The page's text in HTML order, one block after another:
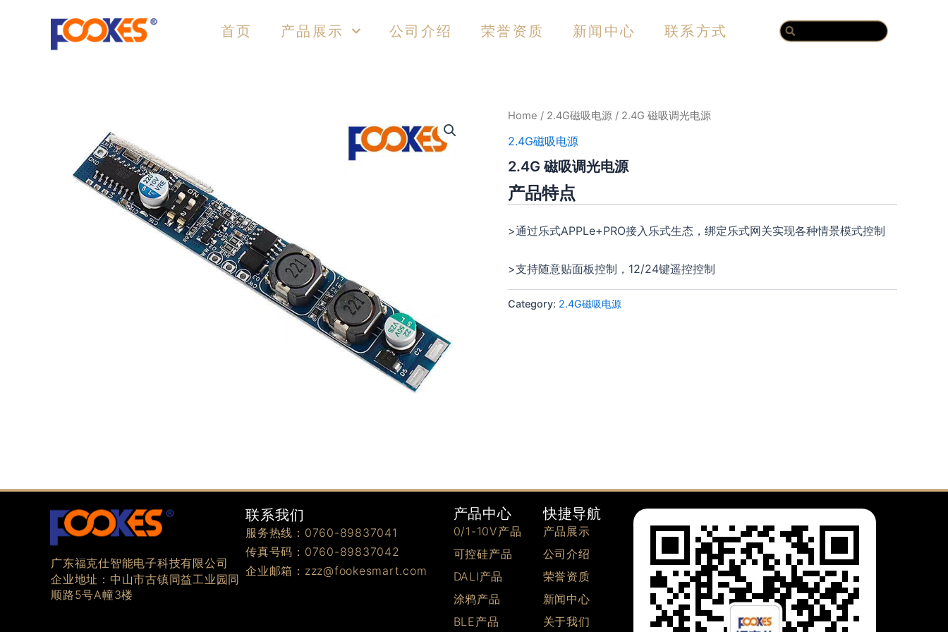
首页 产品展示 公司介绍 荣誉资质 新闻中心 联系方式 Search
Home / 2.4G磁吸电源 / 2.4G 磁吸调光电源
2.4G磁吸电源
2.4G 磁吸调光电源
产品特点
>通过乐式APPLe+PRO接入乐式生态，绑定乐式网关实现各种情景模式控制
>支持随意贴面板控制，12/24键遥控控制
Category: 2.4G磁吸电源
广东福克仕智能电子科技有限公司
企业地址：中山市古镇同益工业园同
顺路5号A幢3楼
联系我们
服务热线：0760-89837041
传真号码：0760-89837042
企业邮箱：zzz@fookesmart.com
产品中心
0/1-10V产品
可控硅产品
DALI产品
涂鸦产品
BLE产品
快捷导航
产品展示
公司介绍
荣誉资质
新闻中心
关于我们